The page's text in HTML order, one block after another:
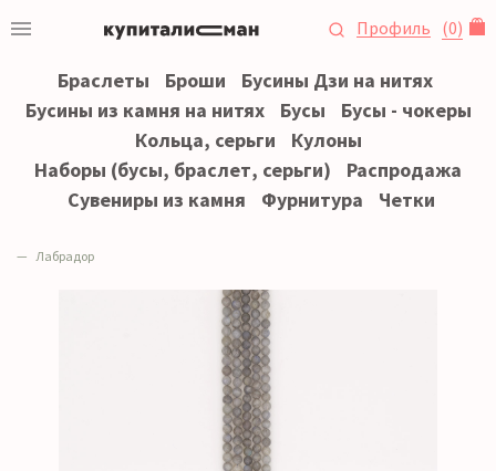
Профиль (0)
Браслеты Броши
Бусины Дзи на нитях
Бусины из камня на нитях
Бусы
Бусы - чокеры
Кольца, серьги
Кулоны
Наборы (бусы, браслет, серьги)
Распродажа
Сувениры из камня
Фурнитура Четки
Лабрадор